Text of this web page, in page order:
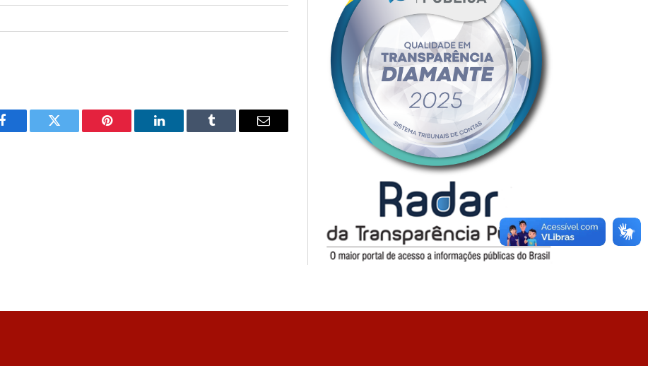
Facebook Twitter Pinterest LinkedIn Tumblr
E-